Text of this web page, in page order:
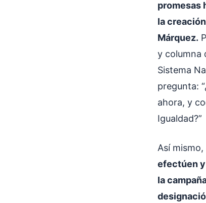
promesas
la
Márquez.
y columna
Sistema
pregunta:
ahora, y
Igualdad?”
Así
efectúen
la